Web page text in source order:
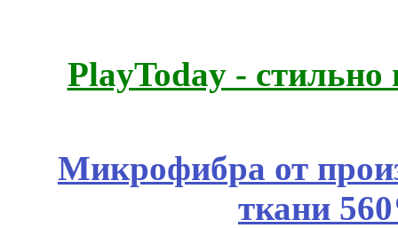
PlayToday -
Микрофибра от
ткани